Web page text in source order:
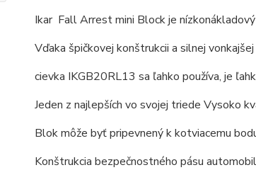
Ikar Fall Arrest mini Block je
Vďaka špičkovej konštrukcii a silnej
cievka IKGB20RL13 sa ľahko používa, je
Jeden z najlepších vo svojej triede Vysoko
Blok môže byť pripevnený k kotviacemu
Konštrukcia bezpečnostného pásu